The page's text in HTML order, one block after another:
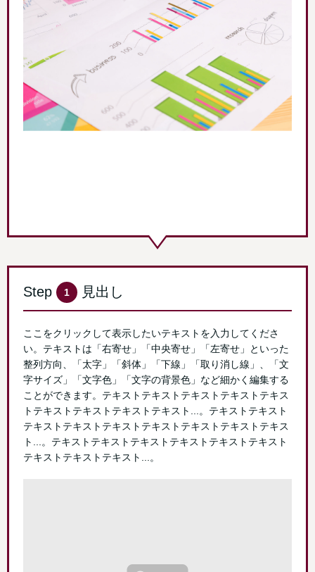
Step 1 見出し
ここをクリックして表示したいテキストを入力してくださ
い。テキストは「右寄せ」「中央寄せ」「左寄せ」といった
整列方向、「太字」「斜体」「下線」「取り消し線」、「文
字サイズ」「文字色」「文字の背景色」など細かく編集する
ことができます。テキストテキストテキストテキストテキス
トテキストテキストテキストテキスト...。テキストテキスト
テキストテキストテキストテキストテキストテキストテキス
ト...。テキストテキストテキストテキストテキストテキスト
テキストテキストテキスト...。